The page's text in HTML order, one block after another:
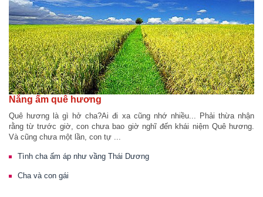
Nắng ấm quê hương
Quê hương là gì hở cha?Ai đi xa cũng nhớ nhiều... Phải thừa nhận
rằng từ trước giờ, con chưa bao giờ nghĩ đến khái niệm Quê hương.
Và cũng chưa một lần, con tự ...
Tình cha ấm áp như vầng Thái Dương
Cha và con gái